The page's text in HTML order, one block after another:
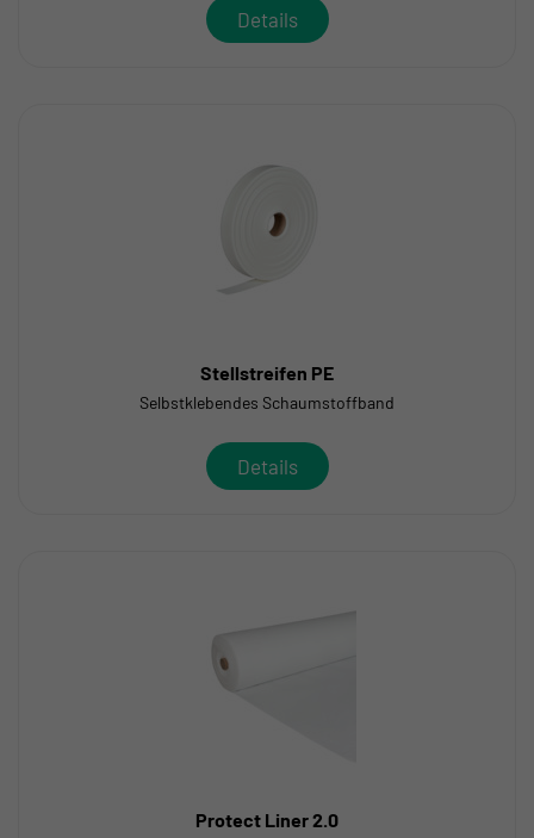
Details
Stellstreifen PE
Selbstklebendes Schaumstoffband
Details
Protect Liner 2.0